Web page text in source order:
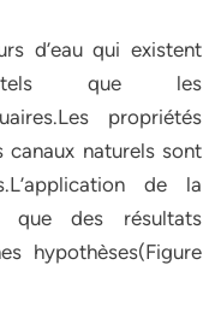
d’eau qui existent
que les
propriétés
canaux naturels sont
de la
que des résultats
hypothèses(Figure